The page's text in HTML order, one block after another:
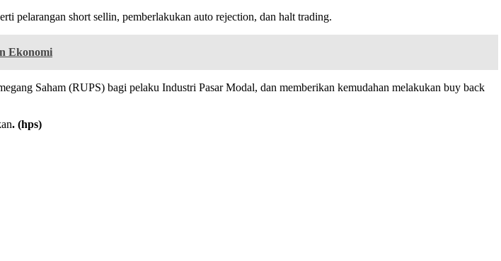
pelarangan short sellin, pemberlakukan auto rejection, dan halt trading.
Ekonomi
Saham (RUPS) bagi pelaku Industri Pasar Modal, dan memberikan kemudahan melakukan buy back
. (hps)